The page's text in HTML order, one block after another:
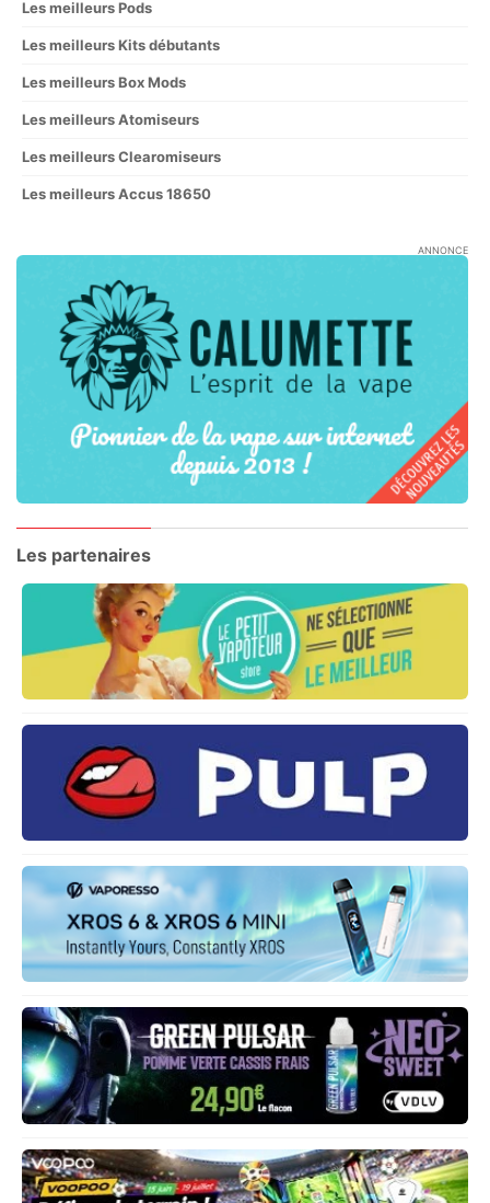
Les meilleurs Pods
Les meilleurs Kits débutants
Les meilleurs Box Mods
Les meilleurs Atomiseurs
Les meilleurs Clearomiseurs
Les meilleurs Accus 18650
ANNONCE
Les partenaires